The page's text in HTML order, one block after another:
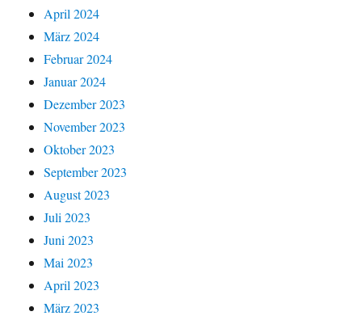
April 2024
März 2024
Februar 2024
Januar 2024
Dezember 2023
November 2023
Oktober 2023
September 2023
August 2023
Juli 2023
Juni 2023
Mai 2023
April 2023
März 2023